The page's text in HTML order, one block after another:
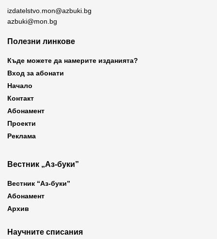
izdatelstvo.mon@azbuki.bg
azbuki@mon.bg
Полезни линкове
Къде можете да намерите изданията?
Вход за абонати
Начало
Контакт
Абонамент
Проекти
Реклама
Вестник „Аз-буки”
Вестник “Аз-буки”
Абонамент
Архив
Научните списания